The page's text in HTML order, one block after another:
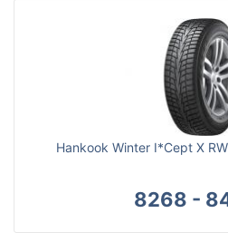
Hankook Winter I*Cept X
8268 -